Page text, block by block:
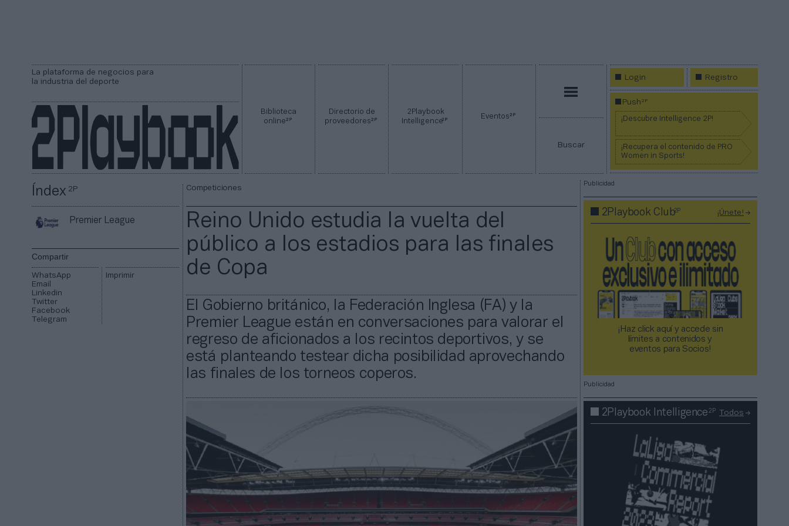
La plataforma de negocios para
la industria del deporte
Biblioteca
online2P
Directorio de
proveedores2P
2Playbook
Intelligence2P Eventos2P
Buscar
Login Registro
Push2P
¡Descubre Intelligence 2P!
¡Recupera el contenido de PRO
Women in Sports!
Índex2P
Premier League
Compartir
WhatsApp
Email
Linkedin
Twitter
Facebook
Telegram
Imprimir
Competiciones
Reino Unido estudia la vuelta del
público a los estadios para las finales
de Copa
El Gobierno británico, la Federación Inglesa (FA) y la
Premier League están en conversaciones para valorar el
regreso de aficionados a los recintos deportivos, y se
está planteando testear dicha posibilidad aprovechando
las finales de los torneos coperos.
Publicidad
2Playbook Club2P ¡Únete!
¡Haz click aquí y accede sin
límites a contenidos y
eventos para Socios!​​​​​​​
Publicidad
2Playbook Intelligence2P Todos